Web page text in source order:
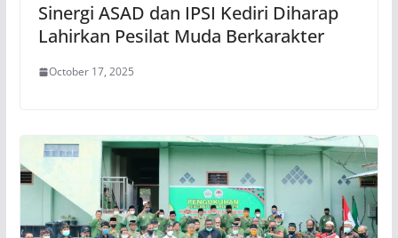
Sinergi ASAD dan IPSI Kediri Diharap
Lahirkan Pesilat Muda Berkarakter
October 17, 2025